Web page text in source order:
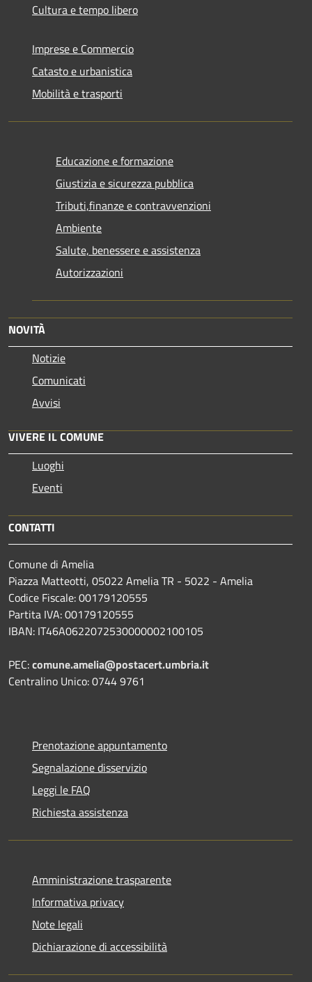
Cultura e tempo libero
Imprese e Commercio
Catasto e urbanistica
Mobilità e trasporti
Educazione e formazione
Giustizia e sicurezza pubblica
Tributi,finanze e contravvenzioni
Ambiente
Salute, benessere e assistenza
Autorizzazioni
NOVITÀ
Notizie
Comunicati
Avvisi
VIVERE IL COMUNE
Luoghi
Eventi
CONTATTI
Comune di Amelia
Piazza Matteotti, 05022 Amelia TR - 5022 - Amelia
Codice Fiscale: 00179120555
Partita IVA: 00179120555
IBAN: IT46A0622072530000002100105
PEC:comune.amelia@postacert.umbria.it
Centralino Unico: 0744 9761
Prenotazione appuntamento
Segnalazione disservizio
Leggi le FAQ
Richiesta assistenza
Amministrazione trasparente
Informativa privacy
Note legali
Dichiarazione di accessibilità